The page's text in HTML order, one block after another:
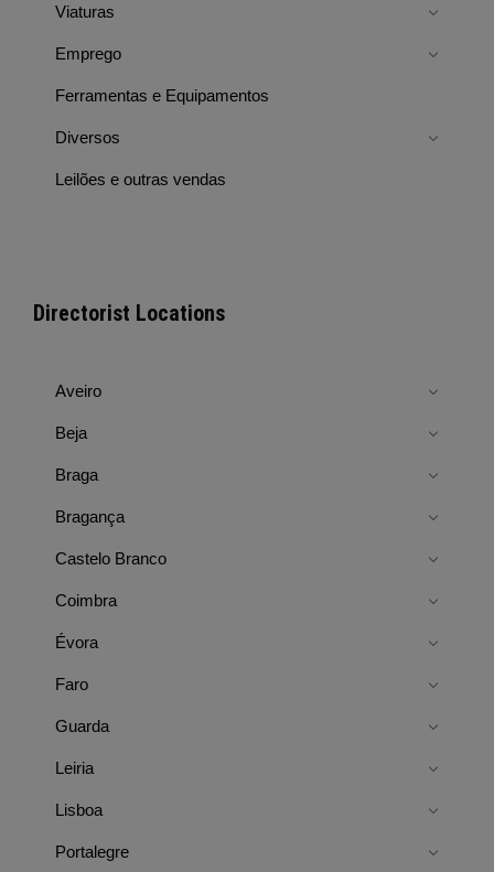
Viaturas
Emprego
Ferramentas e Equipamentos
Diversos
Leilões e outras vendas
Directorist Locations
Aveiro
Beja
Braga
Bragança
Castelo Branco
Coimbra
Évora
Faro
Guarda
Leiria
Lisboa
Portalegre